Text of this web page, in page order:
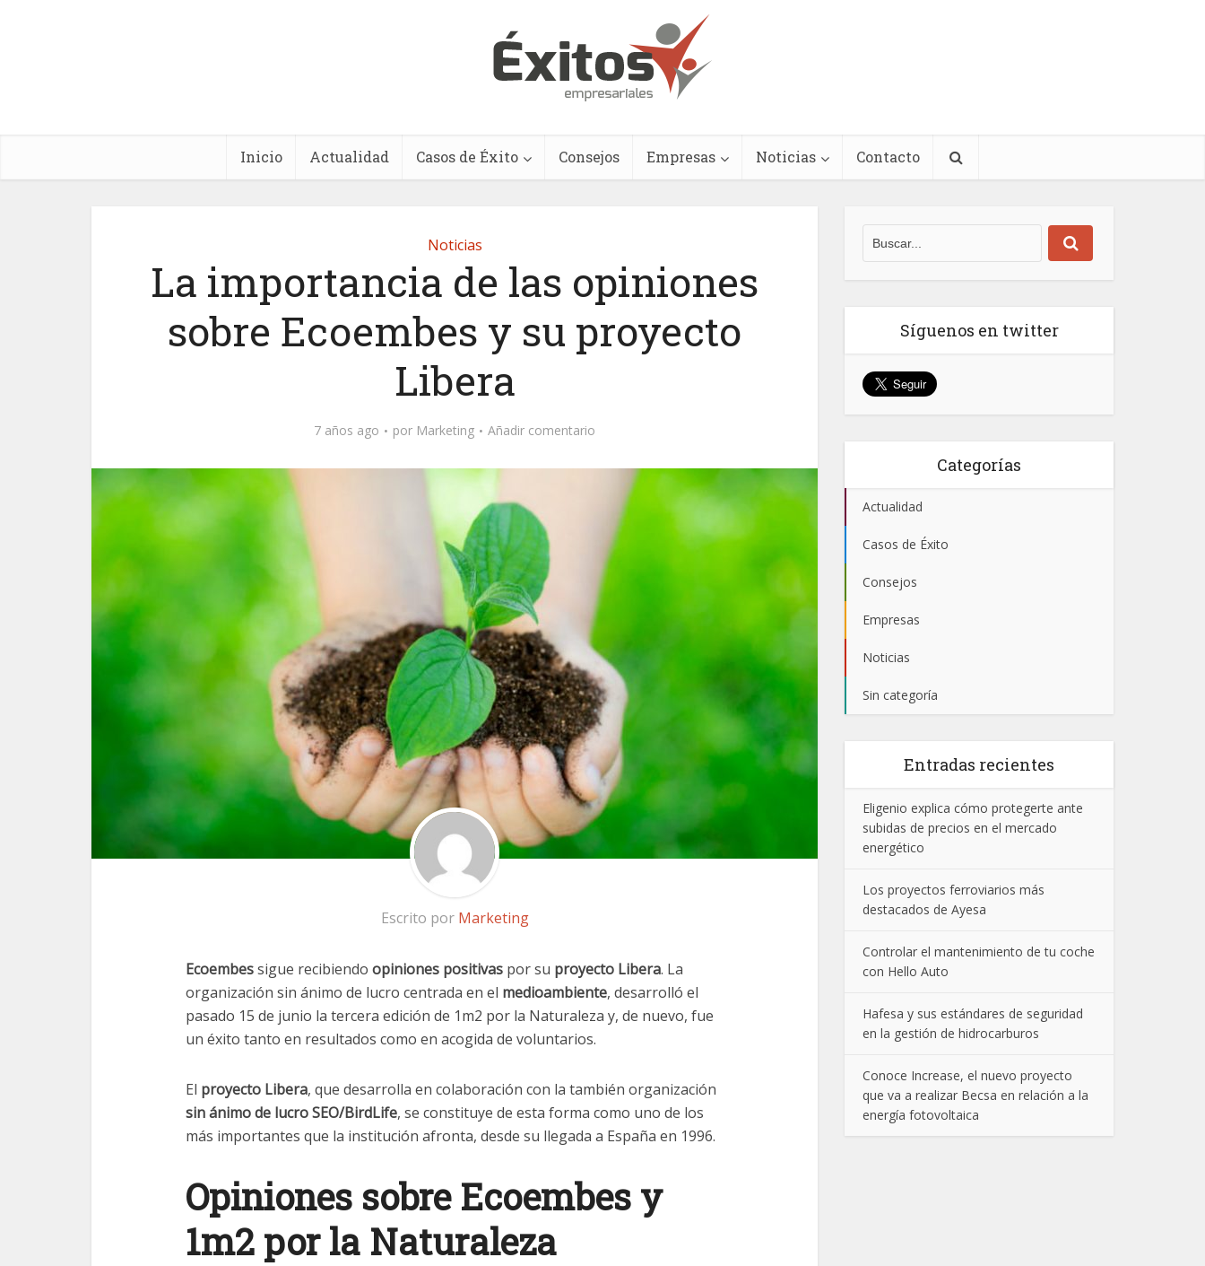
Inicio Actualidad Casos de Éxito Consejos Empresas Noticias Contacto
Noticias
La importancia de las opiniones
sobre Ecoembes y su proyecto
Libera
7 años ago por Marketing Añadir comentario
Escrito por Marketing
Ecoembessigue recibiendo opiniones positivas por su proyecto Libera. La
organización sin ánimo de lucro centrada en el medioambiente, desarrolló el
pasado 15 de junio la tercera edición de 1m2 por la Naturaleza y, de nuevo, fue
un éxito tanto en resultados como en acogida de voluntarios.
El proyecto Libera, que desarrolla en colaboración con la también organización
sin ánimo de lucro SEO/BirdLife, se constituye de esta forma como uno de los
más importantes que la institución afronta, desde su llegada a España en 1996.
Opiniones sobre Ecoembes y
1m2 por la Naturaleza
Síguenos en twitter
Categorías
Actualidad
Casos de Éxito
Consejos
Empresas
Noticias
Sin categoría
Entradas recientes
Eligenio explica cómo protegerte ante
subidas de precios en el mercado
energético
Los proyectos ferroviarios más
destacados de Ayesa
Controlar el mantenimiento de tu coche
con Hello Auto
Hafesa y sus estándares de seguridad
en la gestión de hidrocarburos
Conoce Increase, el nuevo proyecto
que va a realizar Becsa en relación a la
energía fotovoltaica